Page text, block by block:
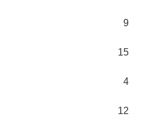
9
15
4
12